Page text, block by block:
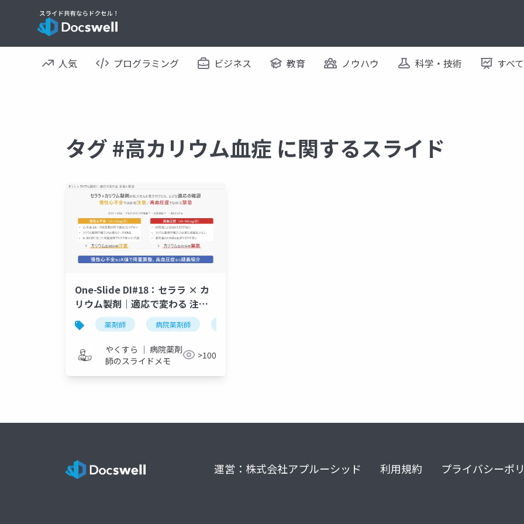
人気 プログラミング ビジネス 教育 ノウハウ 科学・技術 すべ
タグ #高カリウム血症 に関するスライド
One-Slide DI#18：セララ × カ
リウム製剤｜適応で変わる 注意
と禁忌薬剤師 病院薬剤師
やくすら ｜ 病院薬剤
師のスライドメモ
>100
運営：株式会社アプルーシッド 利用規約 プライバシーポ